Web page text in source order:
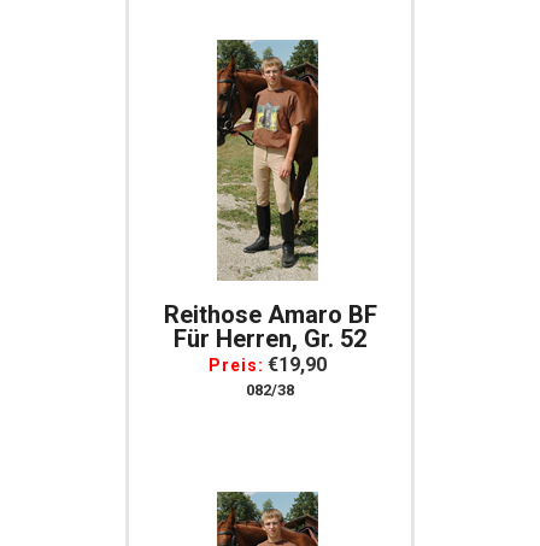
Reithose Amaro BF
Für Herren, Gr. 52
Preis: €19,90
082/38